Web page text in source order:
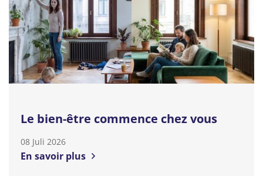
Le bien-être commence chez vous
08 Juli 2026
En savoir plus